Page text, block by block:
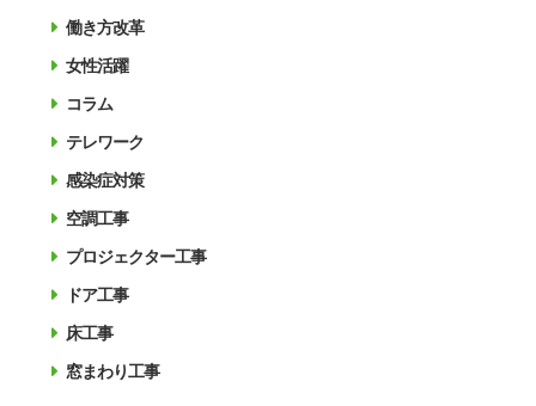
働き方改革
女性活躍
コラム
テレワーク
感染症対策
空調工事
プロジェクター工事
ドア工事
床工事
窓まわり工事